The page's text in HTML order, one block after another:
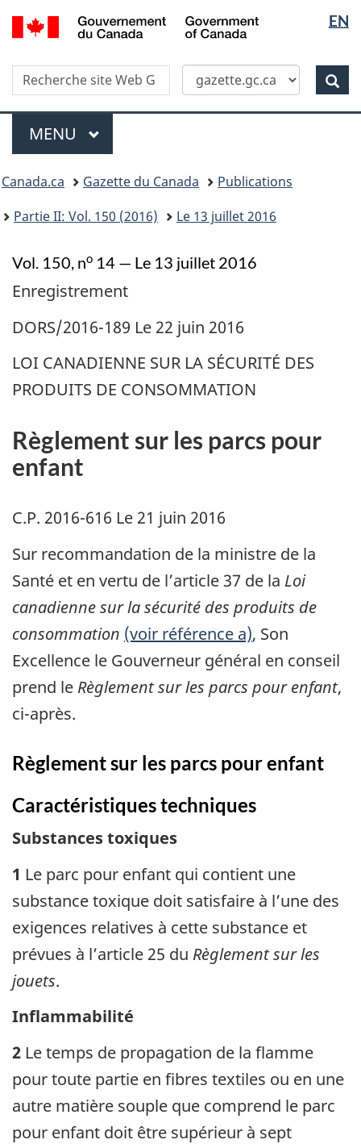
Skip
to
content
Passer
à
version
HTML
simplifiée
la
langue
EN
Canada
Recherche
Recherche
dans
site
Web
Menu
MENU PRINCIPAL
�tes
ici
Canada.ca Gazette du Canada
Publications
Partie II: Vol. 150 (2016)
Le 13 juillet 2016
Vol. 150, no 14 — Le 13 juillet 2016
Enregistrement
DORS/2016-189 Le 22 juin 2016
LOI CANADIENNE SUR LA SÉCURITÉ DES
PRODUITS DE CONSOMMATION
Règlement sur les parcs pour
enfant
C.P. 2016-616 Le 21 juin 2016
Sur recommandation de la ministre de la
Santé et en vertu de l’article 37 de la Loi
canadienne sur la sécurité des produits de
consommation (voir référence a), Son
Excellence le Gouverneur général en conseil
prend le Règlement sur les parcs pour enfant,
ci-après.
Règlement sur les parcs pour enfant
Caractéristiques techniques
Substances toxiques
1 Le parc pour enfant qui contient une
substance toxique doit satisfaire à l’une des
exigences relatives à cette substance et
prévues à l’article 25 du Règlement sur les
jouets.
Inflammabilité
2 Le temps de propagation de la flamme
pour toute partie en fibres textiles ou en une
autre matière souple que comprend le parc
pour enfant doit être supérieur à sept